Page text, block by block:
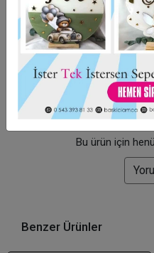
Bu ürün için
Benzer Ürünler